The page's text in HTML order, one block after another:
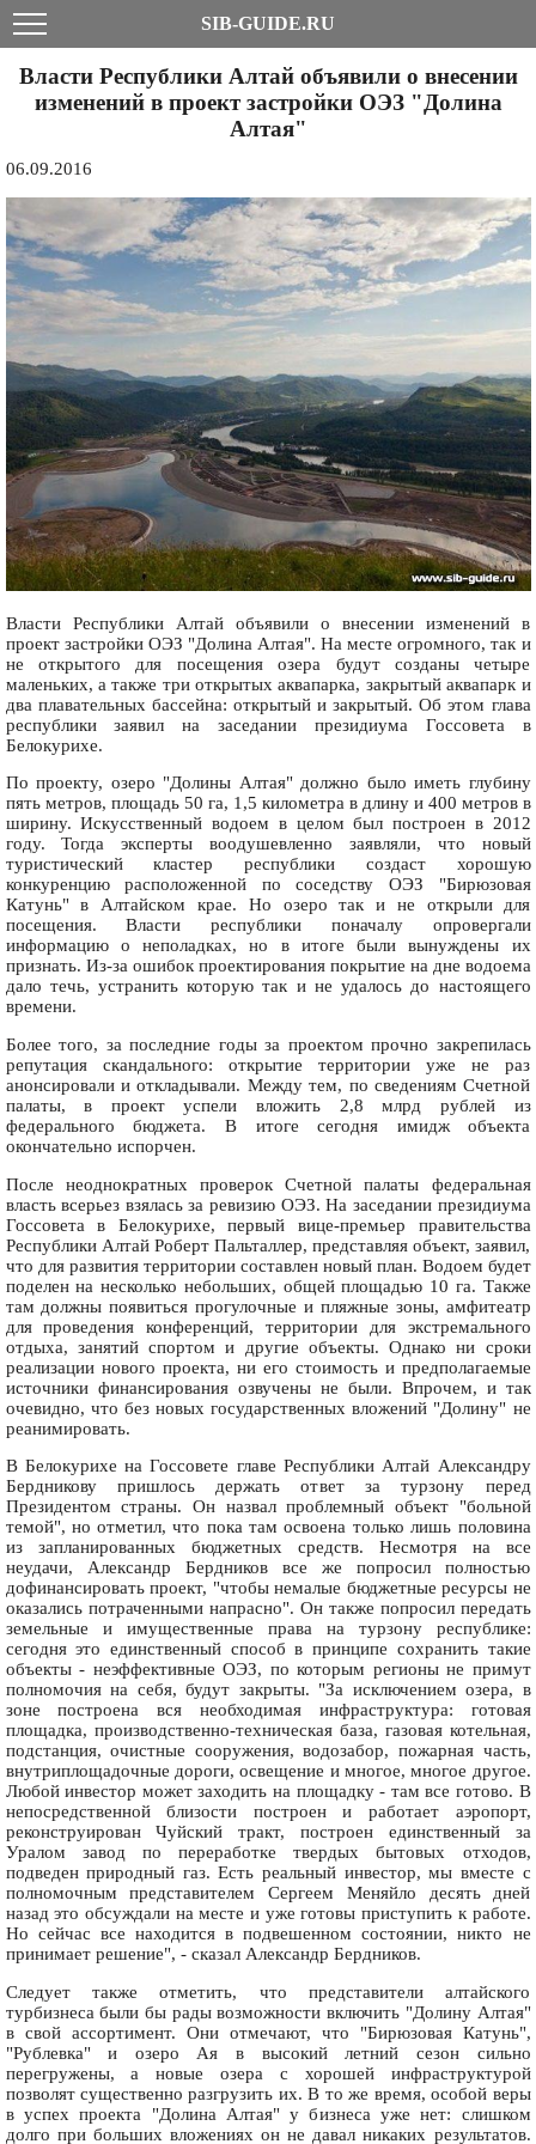
SIB-GUIDE.RU
Власти Республики Алтай объявили о внесении
изменений в проект застройки ОЭЗ "Долина
Алтая"
06.09.2016
Власти Республики Алтай объявили о внесении изменений в
проект застройки ОЭЗ "Долина Алтая". На месте огромного, так и
не открытого для посещения озера будут созданы четыре
маленьких, а также три открытых аквапарка, закрытый аквапарк и
два плавательных бассейна: открытый и закрытый. Об этом глава
республики заявил на заседании президиума Госсовета в
Белокурихе.
По проекту, озеро "Долины Алтая" должно было иметь глубину
пять метров, площадь 50 га, 1,5 километра в длину и 400 метров в
ширину. Искусственный водоем в целом был построен в 2012
году. Тогда эксперты воодушевленно заявляли, что новый
туристический кластер республики создаст хорошую
конкуренцию расположенной по соседству ОЭЗ "Бирюзовая
Катунь" в Алтайском крае. Но озеро так и не открыли для
посещения. Власти республики поначалу опровергали
информацию о неполадках, но в итоге были вынуждены их
признать. Из-за ошибок проектирования покрытие на дне водоема
дало течь, устранить которую так и не удалось до настоящего
времени.
Более того, за последние годы за проектом прочно закрепилась
репутация скандального: открытие территории уже не раз
анонсировали и откладывали. Между тем, по сведениям Счетной
палаты, в проект успели вложить 2,8 млрд рублей из
федерального бюджета. В итоге сегодня имидж объекта
окончательно испорчен.
После неоднократных проверок Счетной палаты федеральная
власть всерьез взялась за ревизию ОЭЗ. На заседании президиума
Госсовета в Белокурихе, первый вице-премьер правительства
Республики Алтай Роберт Пальталлер, представляя объект, заявил,
что для развития территории составлен новый план. Водоем будет
поделен на несколько небольших, общей площадью 10 га. Также
там должны появиться прогулочные и пляжные зоны, амфитеатр
для проведения конференций, территории для экстремального
отдыха, занятий спортом и другие объекты. Однако ни сроки
реализации нового проекта, ни его стоимость и предполагаемые
источники финансирования озвучены не были. Впрочем, и так
очевидно, что без новых государственных вложений "Долину" не
реанимировать.
В Белокурихе на Госсовете главе Республики Алтай Александру
Бердникову пришлось держать ответ за турзону перед
Президентом страны. Он назвал проблемный объект "больной
темой", но отметил, что пока там освоена только лишь половина
из запланированных бюджетных средств. Несмотря на все
неудачи, Александр Бердников все же попросил полностью
дофинансировать проект, "чтобы немалые бюджетные ресурсы не
оказались потраченными напрасно". Он также попросил передать
земельные и имущественные права на турзону республике:
сегодня это единственный способ в принципе сохранить такие
объекты - неэффективные ОЭЗ, по которым регионы не примут
полномочия на себя, будут закрыты. "За исключением озера, в
зоне построена вся необходимая инфраструктура: готовая
площадка, производственно-техническая база, газовая котельная,
подстанция, очистные сооружения, водозабор, пожарная часть,
внутриплощадочные дороги, освещение и многое, многое другое.
Любой инвестор может заходить на площадку - там все готово. В
непосредственной близости построен и работает аэропорт,
реконструирован Чуйский тракт, построен единственный за
Уралом завод по переработке твердых бытовых отходов,
подведен природный газ. Есть реальный инвестор, мы вместе с
полномочным представителем Сергеем Меняйло десять дней
назад это обсуждали на месте и уже готовы приступить к работе.
Но сейчас все находится в подвешенном состоянии, никто не
принимает решение", - сказал Александр Бердников.
Следует также отметить, что представители алтайского
турбизнеса были бы рады возможности включить "Долину Алтая"
в свой ассортимент. Они отмечают, что "Бирюзовая Катунь",
"Рублевка" и озеро Ая в высокий летний сезон сильно
перегружены, а новые озера с хорошей инфраструктурой
позволят существенно разгрузить их. В то же время, особой веры
в успех проекта "Долина Алтая" у бизнеса уже нет: слишком
долго при больших вложениях он не давал никаких результатов.